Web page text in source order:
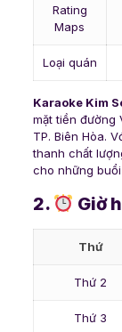
Rating
Maps
Loại quán
Karaoke Kim
mặt tiền đường
TP. Biên Hòa.
thanh chất
cho những
2. Giờ
Thứ
Thứ 2
Thứ 3